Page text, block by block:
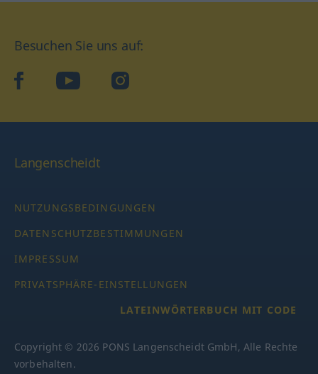
Besuchen Sie uns auf:
facebookYouTube Instagram
Langenscheidt
NUTZUNGSBEDINGUNGEN
DATENSCHUTZBESTIMMUNGEN
IMPRESSUM
PRIVATSPHÄRE-EINSTELLUNGEN
LATEINWÖRTERBUCH MIT CODE
Copyright © 2026 PONS Langenscheidt GmbH, Alle Rechte
vorbehalten.